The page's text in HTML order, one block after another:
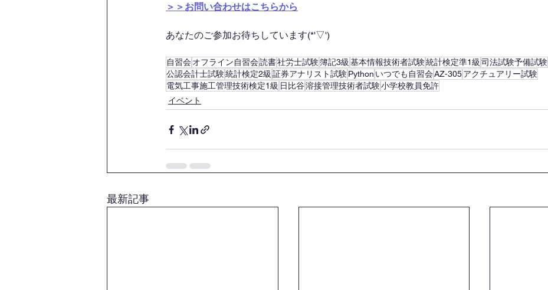
＞＞お問い合わせはこちらから
あなたのご参加お待ちしています(*'▽')
自習会オフライン自習会読書社労士試験簿記3級 基本情報技術者試験統計検定準1級 司法試験予備試験
公認会計士試験統計検定2級 証券アナリスト試験Python いつでも自習会AZ-305アクチュアリー試験
電気工事施工管理技術検定1級 日比谷溶接管理技術者試験小学校教員免許
イベント
最新記事